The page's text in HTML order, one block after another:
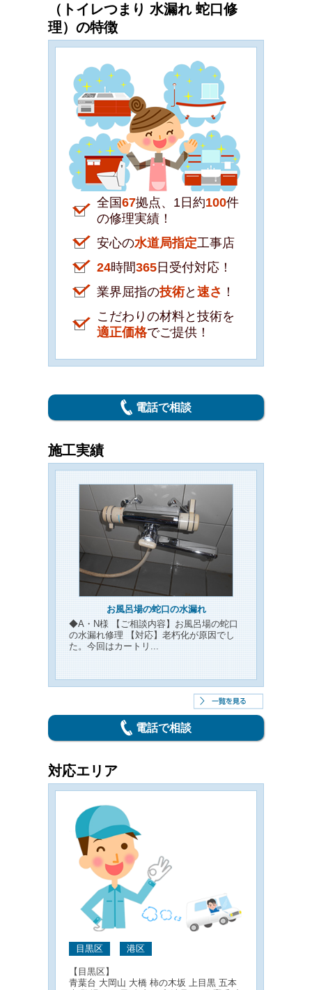
（トイレつまり 水漏れ 蛇口修
理）の特徴
全国67拠点、1日約100件
の修理実績！
安心の水道局指定工事店
24時間365 日受付対応！
業界屈指の技術と 速さ ！
こだわりの材料と技術を
適正価格でご提供！
電話で相談
施工実績
お風呂場の蛇口の水漏れ
◆A・N様 【ご相談内容】お風呂場の蛇口
の水漏れ修理 【対応】老朽化が原因でし
た。今回はカートリ...
電話で相談
対応エリア
目黒区 港区
【目黒区】
青葉台 大岡山 大橋 柿の木坂 上目黒 五本